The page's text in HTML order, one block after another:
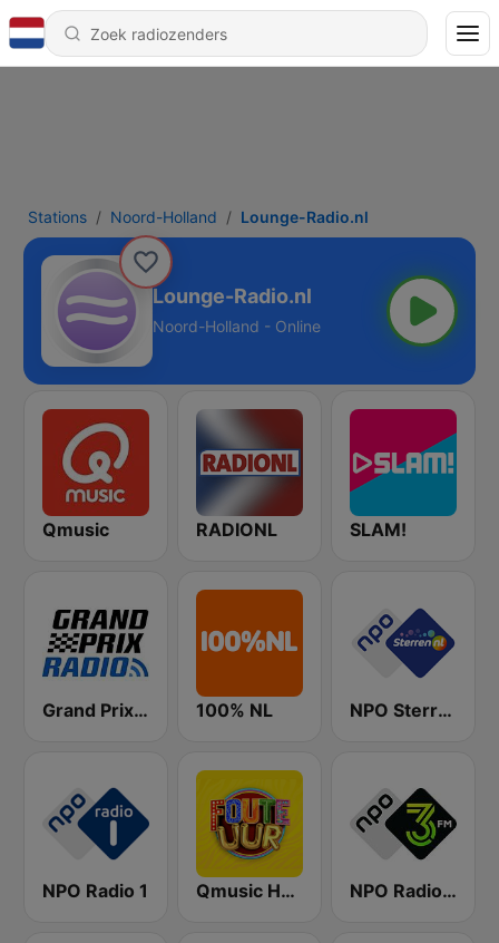
Stations Noord-Holland Lounge-Radio.nl
Lounge-Radio.nl
Noord-Holland - Online
Qmusic RADIONL SLAM!
Grand Prix Radio 100% NL NPO Sterren
NPO Radio 1 Qmusic Het Foute Uur NPO Radio 3FM